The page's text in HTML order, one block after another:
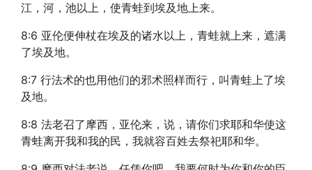
江，河，池以上，使青蛙到埃及地上来。
8:6 亚伦便伸杖在埃及的诸水以上，青蛙就上来，遮满
了埃及地。
8:7 行法术的也用他们的邪术照样而行，叫青蛙上了埃
及地。
8:8 法老召了摩西，亚伦来，说，请你们求耶和华使这
青蛙离开我和我的民，我就容百姓去祭祀耶和华。